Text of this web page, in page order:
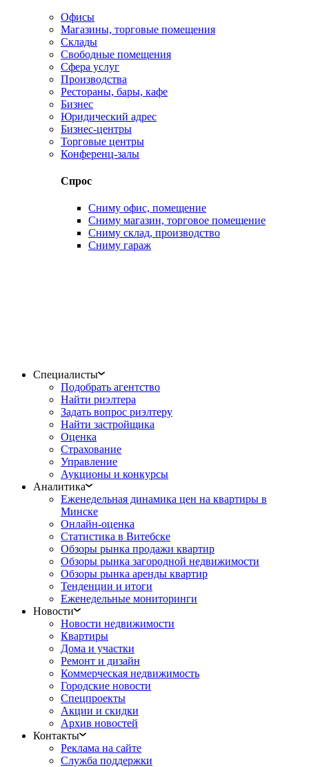
Офисы
Магазины, торговые помещения
Склады
Свободные помещения
Сфера услуг
Производства
Рестораны, бары, кафе
Бизнес
Юридический адрес
Бизнес-центры
Торговые центры
Конференц-залы
Спрос
Сниму офис, помещение
Сниму магазин, торговое помещение
Сниму склад, производство
Сниму гараж
Специалисты
Подобрать агентство
Найти риэлтера
Задать вопрос риэлтеру
Найти застройщика
Оценка
Страхование
Управление
Аукционы и конкурсы
Аналитика
Еженедельная динамика цен на квартиры в
Минске
Онлайн-оценка
Статистика в Витебске
Обзоры рынка продажи квартир
Обзоры рынка загородной недвижимости
Обзоры рынка аренды квартир
Тенденции и итоги
Еженедельные мониторинги
Новости
Новости недвижимости
Квартиры
Дома и участки
Ремонт и дизайн
Коммерческая недвижимость
Городские новости
Спецпроекты
Акции и скидки
Архив новостей
Контакты
Реклама на сайте
Служба поддержки